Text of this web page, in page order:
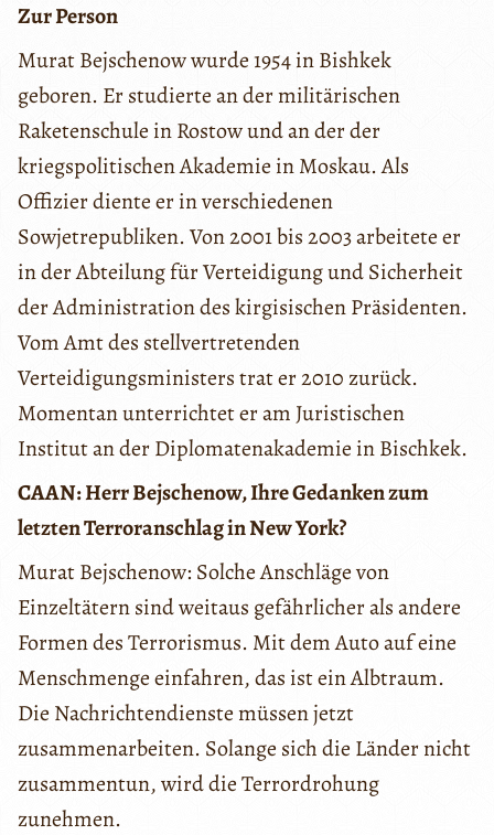
Zur Person
Murat Bejschenow wurde 1954 in Bishkek
geboren. Er studierte an der militärischen
Raketenschule in Rostow und an der der
kriegspolitischen Akademie in Moskau. Als
Offizier diente er in verschiedenen
Sowjetrepubliken. Von 2001 bis 2003 arbeitete er
in der Abteilung für Verteidigung und Sicherheit
der Administration des kirgisischen Präsidenten.
Vom Amt des stellvertretenden
Verteidigungsministers trat er 2010 zurück.
Momentan unterrichtet er am Juristischen
Institut an der Diplomatenakademie in Bischkek.
CAAN: Herr Bejschenow, Ihre Gedanken zum
letzten Terroranschlag in New York?
Murat Bejschenow: Solche Anschläge von
Einzeltätern sind weitaus gefährlicher als andere
Formen des Terrorismus. Mit dem Auto auf eine
Menschmenge einfahren, das ist ein Albtraum.
Die Nachrichtendienste müssen jetzt
zusammenarbeiten. Solange sich die Länder nicht
zusammentun, wird die Terrordrohung
zunehmen.